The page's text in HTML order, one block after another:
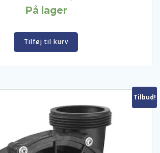
oprindelige
var:
kr. 750,00.
På lager
Tilføj til kurv
Tilbud!